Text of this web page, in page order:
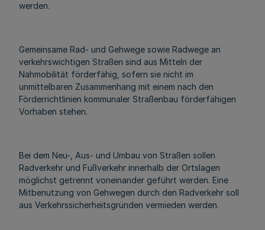
werden.
Gemeinsame Rad- und Gehwege sowie Radwege an
verkehrswichtigen Straßen sind aus Mitteln der
Nahmobilität förderfähig, sofern sie nicht im
unmittelbaren Zusammenhang mit einem nach den
Förderrichtlinien kommunaler Straßenbau förderfähigen
Vorhaben stehen.
Bei dem Neu-, Aus- und Umbau von Straßen sollen
Radverkehr und Fußverkehr innerhalb der Ortslagen
möglichst getrennt voneinander geführt werden. Eine
Mitbenutzung von Gehwegen durch den Radverkehr soll
aus Verkehrssicherheitsgründen vermieden werden.